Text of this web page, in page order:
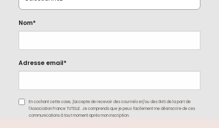
Nom*
Adresse email*
En cochant cette case, j'accepte de recevoir des courriels et/ou des SMS de la part de
l'Association France TUTELLE. Je comprends que je peux facilement me désinscrire de ces
communications à tout moment après mon inscription.